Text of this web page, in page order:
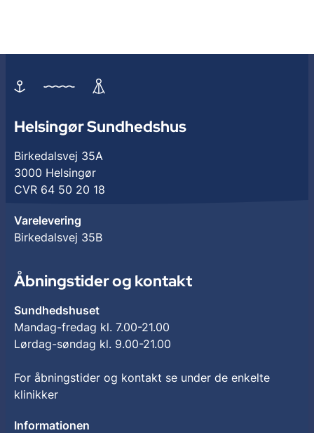
Helsingør Sundhedshus
Birkedalsvej 35A
3000 Helsingør
CVR 64 50 20 18
Varelevering
Birkedalsvej 35B
Åbningstider og kontakt
Sundhedshuset
Mandag-fredag kl. 7.00-21.00
Lørdag-søndag kl. 9.00-21.00
For åbningstider og kontakt se under de enkelte
klinikker
Informationen